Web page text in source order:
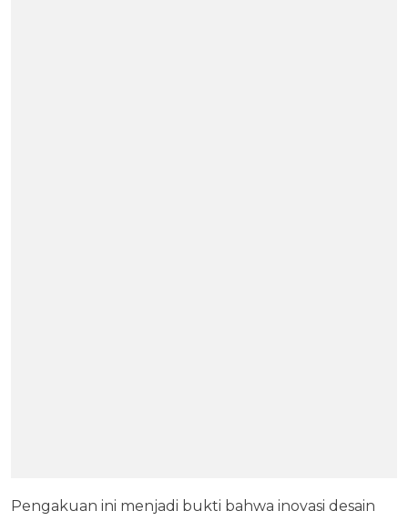
Pengakuan ini menjadi bukti bahwa inovasi desain